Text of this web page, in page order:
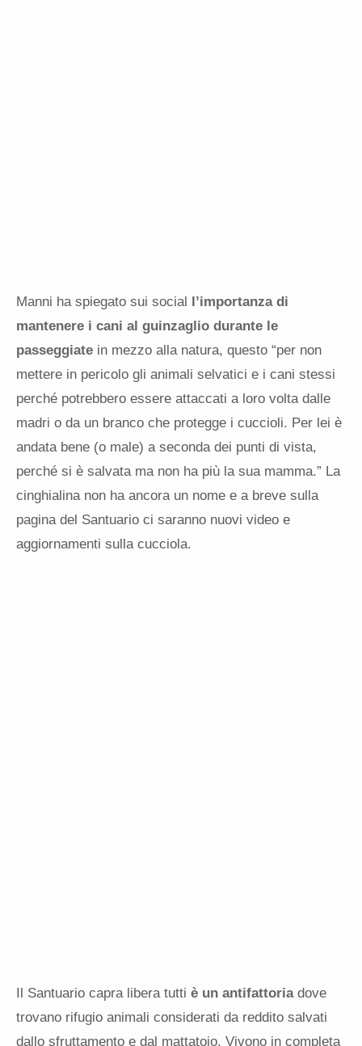
Manni ha spiegato sui social l’importanza di
mantenere i cani al guinzaglio durante le
passeggiate in mezzo alla natura, questo “per non
mettere in pericolo gli animali selvatici e i cani stessi
perché potrebbero essere attaccati a loro volta dalle
madri o da un branco che protegge i cuccioli. Per lei è
andata bene (o male) a seconda dei punti di vista,
perché si è salvata ma non ha più la sua mamma.” La
cinghialina non ha ancora un nome e a breve sulla
pagina del Santuario ci saranno nuovi video e
aggiornamenti sulla cucciola.
Il Santuario capra libera tutti è un antifattoriadove
trovano rifugio animali considerati da reddito salvati
dallo sfruttamento e dal mattatoio. Vivono in completa